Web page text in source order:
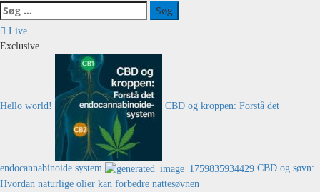
Søg
efter:
Live
Exclusive
Hello world! CBD og kroppen: Forstå det
endocannabinoide system
CBD og søvn:
Hvordan naturlige olier kan forbedre nattesøvnen